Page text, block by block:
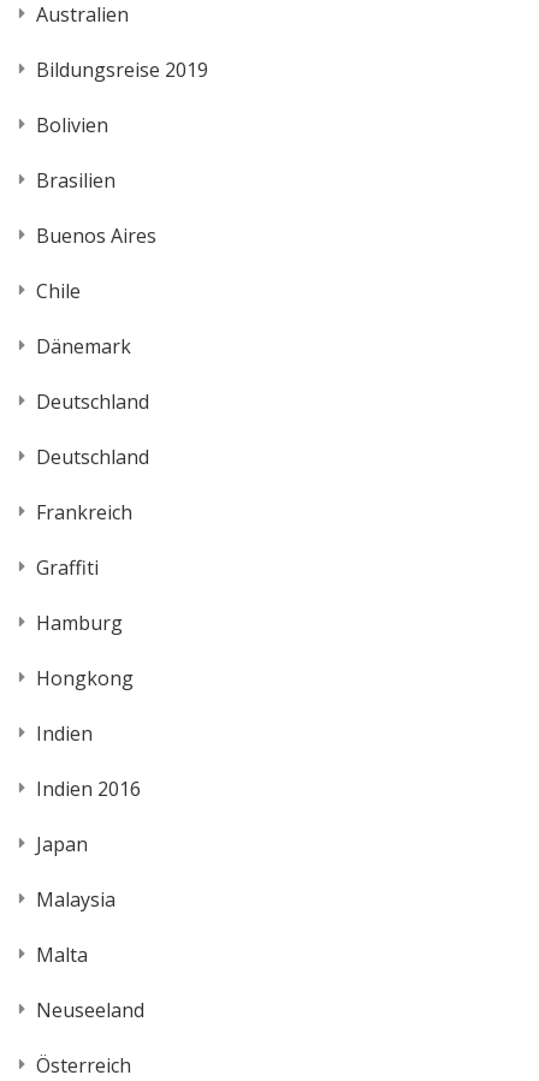
Australien
Bildungsreise 2019
Bolivien
Brasilien
Buenos Aires
Chile
Dänemark
Deutschland
Deutschland
Frankreich
Graffiti
Hamburg
Hongkong
Indien
Indien 2016
Japan
Malaysia
Malta
Neuseeland
Österreich